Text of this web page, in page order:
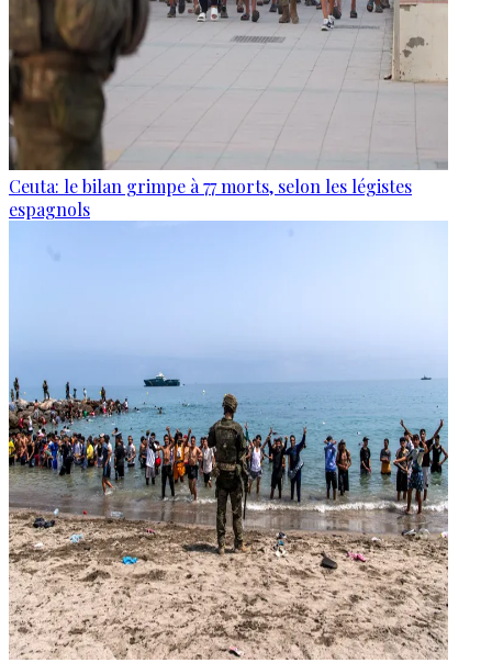
Ceuta: le bilan grimpe à 77 morts, selon les légistes
espagnols